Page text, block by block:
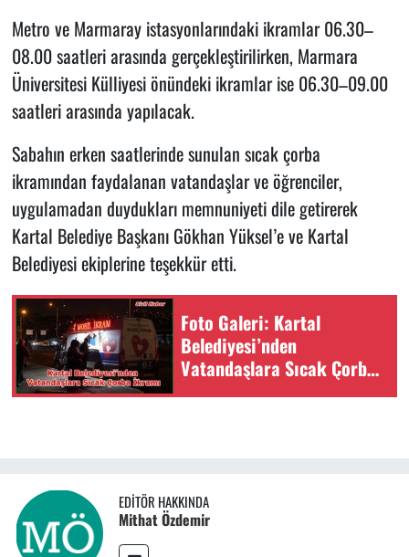
Metro ve Marmaray istasyonlarındaki ikramlar 06.30–
08.00 saatleri arasında gerçekleştirilirken, Marmara
Üniversitesi Külliyesi önündeki ikramlar ise 06.30–09.00
saatleri arasında yapılacak.
Sabahın erken saatlerinde sunulan sıcak çorba
ikramından faydalanan vatandaşlar ve öğrenciler,
uygulamadan duydukları memnuniyeti dile getirerek
Kartal Belediye Başkanı Gökhan Yüksel’e ve Kartal
Belediyesi ekiplerine teşekkür etti.
Foto Galeri: Kartal
Belediyesi’nden
Vatandaşlara Sıcak Çorba
İkramı
EDITÖR HAKKINDA
Mithat Özdemir